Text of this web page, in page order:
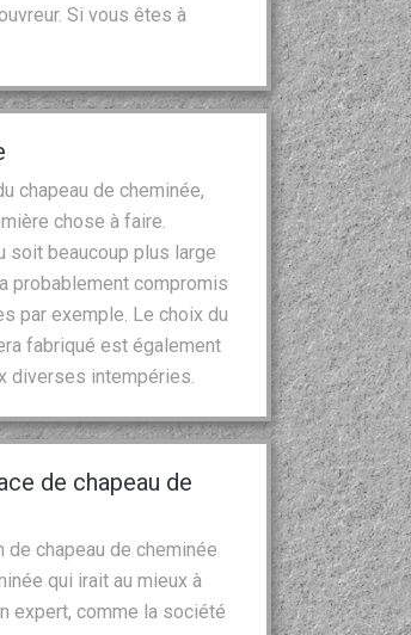
Si vous êtes à
chapeau de cheminée,
chose à faire.
soit beaucoup plus large
probablement compromis
par exemple. Le choix du
fabriqué est également
diverses intempéries.
de chapeau de
chapeau de cheminée
qui irait au mieux à
expert, comme la société